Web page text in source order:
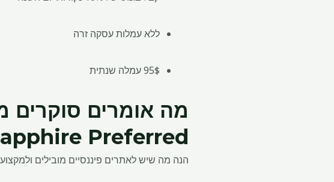
ללא עמלות עסקה זרה
95$ עמלה שנתית
מה אומרים סוקרים
Preferred
הנה מה שיש לאתרים פיננסיים מובילים